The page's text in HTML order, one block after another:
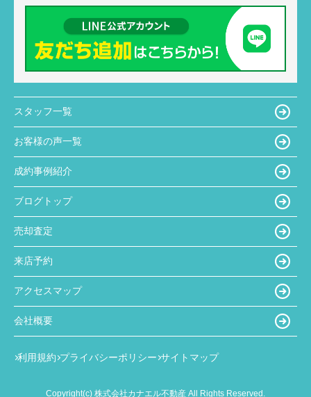
スタッフ一覧
お客様の声一覧
成約事例紹介
ブログトップ
売却査定
来店予約
アクセスマップ
会社概要
利用規約 プライバシーポリシー サイトマップ
Copyright(c) 株式会社カナエル不動産 All Rights Reserved.